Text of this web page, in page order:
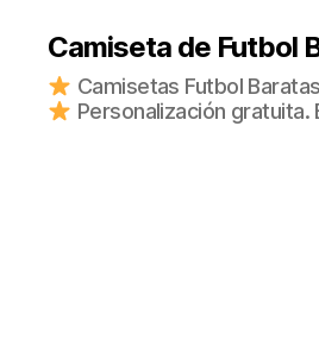
Camiseta de Futbol
Camisetas Futbol
Personalización